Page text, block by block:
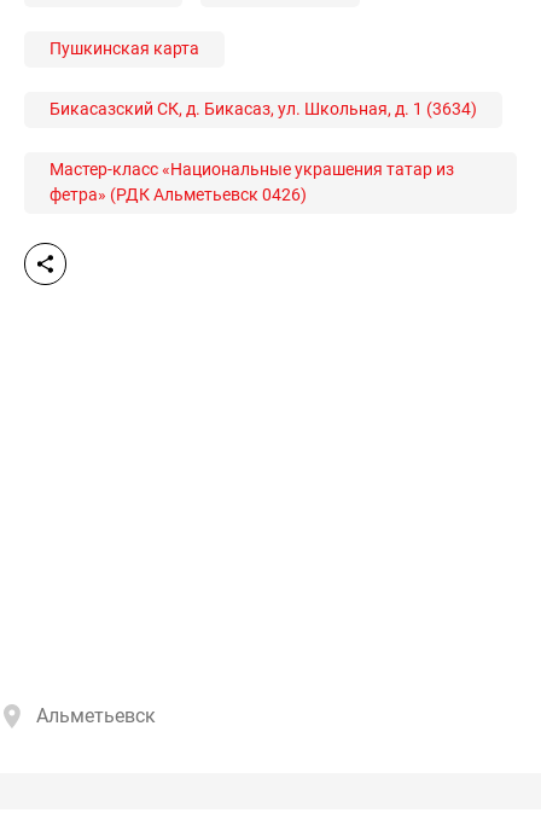
Пушкинская карта
Бикасазский СК, д. Бикасаз, ул. Школьная, д. 1 (3634)
Мастер-класс «Национальные украшения татар из
фетра» (РДК Альметьевск 0426)
Альметьевск